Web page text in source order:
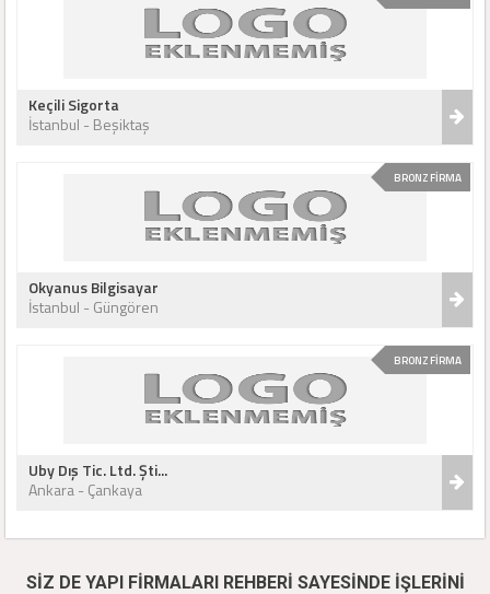
Keçili Sigorta
İstanbul - Beşiktaş
BRONZ FİRMA
Okyanus Bilgisayar
İstanbul - Güngören
BRONZ FİRMA
Uby Dış Tic. Ltd. Şti...
Ankara - Çankaya
SİZ DE YAPI FİRMALARI REHBERİ SAYESİNDE İŞLERİNİ